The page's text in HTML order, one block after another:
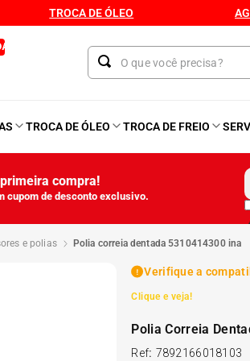
TROCA DE ÓLEO
TROCA DE ÓLEO TROCA DE FREIO
compra!
cupom de desconto exclusivo.
e polias polia correia dentada 5310414300 ina
Verifique a
Clique e veja!
Polia Correia
Ref: 7892166018103
1º Kit 4 Pneu
2º Kit Pneu
3º Bproauto
175 65r14
Kit 4 Pneu Xbri Aro